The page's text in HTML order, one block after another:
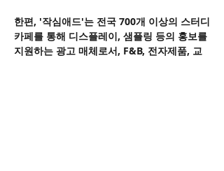
한편, '작심애드'는 전국 700개 이상의 스터디
카페를 통해 디스플레이, 샘플링 등의 홍보를
지원하는 광고 매체로서, F&B, 전자제품, 교